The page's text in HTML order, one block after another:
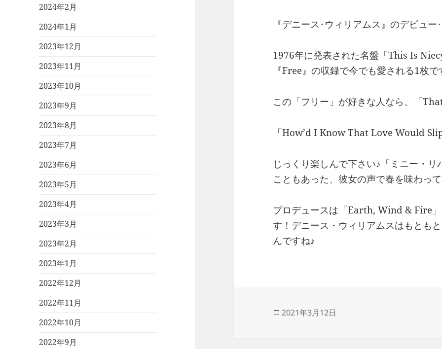
2024年2月
2024年1月
2023年12月
2023年11月
2023年10月
2023年9月
2023年8月
2023年7月
2023年6月
2023年5月
2023年4月
2023年3月
2023年2月
2023年1月
2022年12月
2022年11月
2022年10月
2022年9月
『デニース･ウィリアムス』のデビュー
1976年に発表された名盤「This Is
『Free』の収録で今でも愛される1枚
この「フリー」が好きな人なら、「
「How’d I Know That Love Would
じっくり楽しんで下さい♪「ミニー・
こともあった、彼女の声で春を味わっ
プロデュースは「Earth, Wind & Fire
す！デニース・ウィリアムスはもとも
んですね♪
投
2021年3月12日